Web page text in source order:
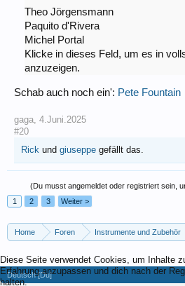
Theo Jörgensmann
Paquito d'Rivera
Michel Portal
Klicke in dieses Feld, um es in
anzuzeigen.
Schab auch noch ein': Pete Fountain
gaga 4.Juni.2025
#20
Rick und giuseppe gefällt das.
(Du musst angemeldet oder registriert sein,
1
2 3 Weiter >
Home Foren Instrumente und Zubehör
Deutsch [Du]
Diese Seite verwendet Cookies, um Inhalte
Erfahrung anzupassen und dich nach der
halten.